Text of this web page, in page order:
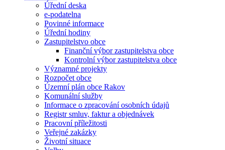
Úřední deska
e-podatelna
Povinné informace
Úřední hodiny
Zastupitelstvo obce
Finanční výbor zastupitelstva obce
Kontrolní výbor zastupitelstva obce
Významné projekty
Rozpočet obce
Územní plán obce Rakov
Komunální služby
Informace o zpracování osobních údajů
Registr smluv, faktur a objednávek
Pracovní příležitosti
Veřejné zakázky
Životní situace